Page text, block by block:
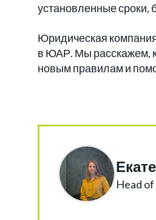
установленные
Юридическая
в ЮАР. Мы расскажем,
новым правилам и
Head